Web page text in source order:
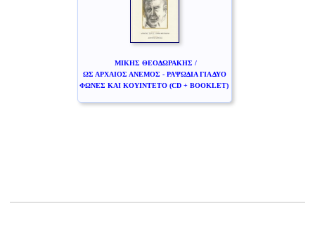
ΜΙΚΗΣ ΘΕΟΔΩΡΑΚΗΣ /
ΩΣ ΑΡΧΑΙΟΣ ΑΝΕΜΟΣ - ΡΑΨΩΔΙΑ ΓΙΑ ΔΥΟ
ΦΩΝΕΣ ΚΑΙ ΚΟΥΙΝΤΕΤΟ (CD + BOOKLET)